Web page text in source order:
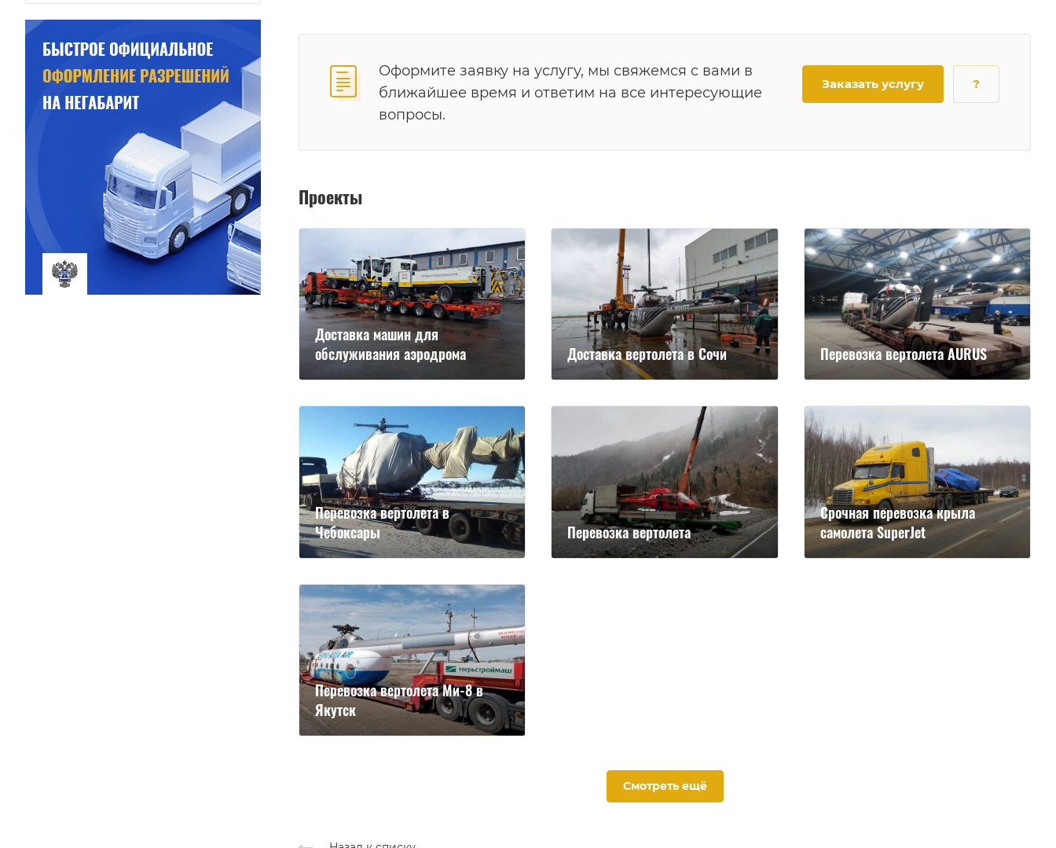
Оформите заявку на услугу, мы свяжемся с вами в
ближайшее время и ответим на все интересующие
вопросы.
Заказать услугу ?
Проекты
Доставка машин для
обслуживания аэродрома
Доставка вертолета в Сочи Перевозка вертолета AURUS
Перевозка вертолета в
Чебоксары
Перевозка вертолета
Срочная перевозка крыла
самолета SuperJet
Перевозка вертолета Ми-8 в
Якутск
Смотреть ещё